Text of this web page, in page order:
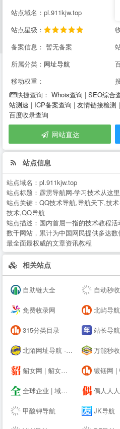
站点域名：pl.911kjw.top
站点星级：
备案信息： 暂无备案
所属分类： 网址导航
移动权重：
快捷查询： Whois查询 | SEO综合
站测速 | ICP备案查询 | 友情链接检测 |
百度收录查询
网站直达
站点信息
站点域名： pl.911kjw.top
站点标题： 霹雳导航网-学习技术从这
站点关键： QQ技术导航,导航天下,技
技术,QQ导航
站点描述： 国内首屈一指的技术教程
数千网站，累计为中国网民提供多达
最全面最权威的文章资讯教程
相关站点
自助链大全 自动秒
免费收录网 北屿导航网 | 一个分享优秀的网址
315分类目录 站长导
北陌网址导航 - 技术导航-上网导航-网址导航 万能秒收录-免费收录网站-
貂女网 | 貂女域名含义组词,域名收藏,域名海报,商标知识,商标注册,双拼域名,四声母域名,学习日记,商标制作,小黄经验分享,www.diaonv.com 镀铥网 | 镀铥域名含义组词,域名收藏,域名海报,商标知识,商标注册,双拼域名,四声母域名,
全球企业 | 域名收藏,域名海报,商标知识,商标注册,双拼域名,四声母域名,学习日记,商标制作,小黄经验分享,www.qqqy.cn 偶人人人 | 域名收藏,域名海报,商标知识,商标注册,双拼域名,四声母域名,学
甲酸钾导航 JK导航